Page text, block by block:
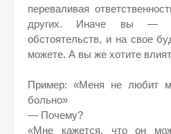
переваливая
других. Иначе вы —
обстоятельств, и на свое
можете. А вы же хотите
Пример: «Меня не любит
больно»
— Почему?
«Мне кажется, что он